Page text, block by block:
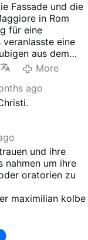
Fassade und die
in Rom
für eine
eine
aus dem
den Erzpriester
dem sie die
Basilika
während der
die Ende 2024
des Vatikans,
die
Jubiläums zu
More
ago
und ihre
um ihre
oratorien zu
maximilian kolbe